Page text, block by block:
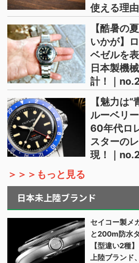
使える理
【酷暑の
いかが】
ベゼルを
日本製機
計！｜
【魅力は
ルーベリ
60年代ロ
スターの
現！｜
＞＞＞もっと見る
日本未上陸ブランド
セイコー製メ
と200m防水
【型違い2種
上陸ブランド